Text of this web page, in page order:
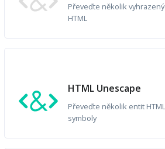
Převeďte několik
HTML
HTML Unescape
Převeďte několik entit
symboly